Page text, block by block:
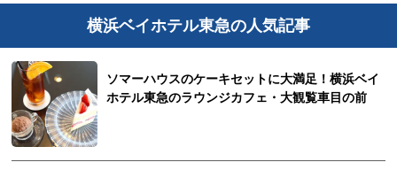
横浜ベイホテル東急の人気記事
ソマーハウスのケーキセットに大満足！横浜ベイ
ホテル東急のラウンジカフェ・大観覧車目の前